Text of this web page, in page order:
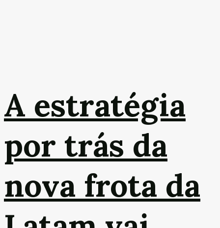
A estratégia
por trás da
nova frota da